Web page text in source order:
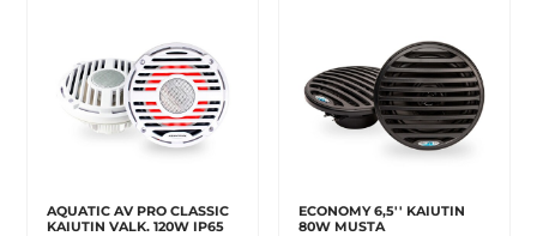
AQUATIC AV PRO CLASSIC
KAIUTIN VALK. 120W IP65
ECONOMY 6,5'' KAIUTIN
80W MUSTA